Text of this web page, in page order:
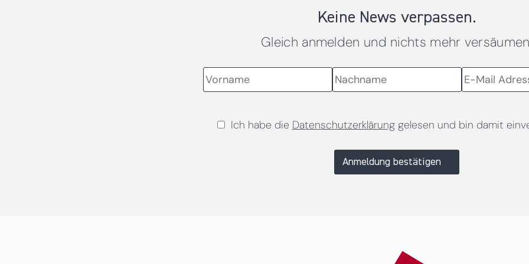
Keine News verpassen.
Gleich anmelden und nichts mehr
Ich habe die Datenschutzerklärunggelesen und bin damit
Anmeldung bestätigen